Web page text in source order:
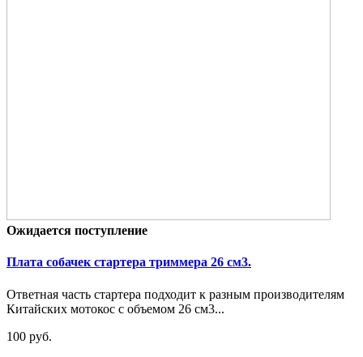
Ожидается поступление
Плата собачек стартера триммера 26 см3.
Ответная часть стартера подходит к разным производителям
Китайских мотокос с объемом 26 см3...
100 руб.